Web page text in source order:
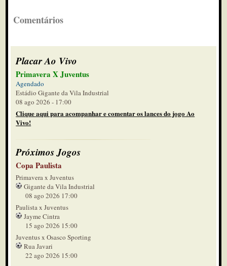
Comentários
Placar Ao Vivo
Primavera X Juventus
Agendado
Estádio Gigante da Vila Industrial
08 ago 2026 - 17:00
Clique aqui para acompanhar e comentar os lances do jogo Ao
Vivo!
Próximos Jogos
Copa Paulista
Primavera x Juventus
Gigante da Vila Industrial
08 ago 2026 17:00
Paulista x Juventus
Jayme Cintra
15 ago 2026 15:00
Juventus x Osasco Sporting
Rua Javari
22 ago 2026 15:00